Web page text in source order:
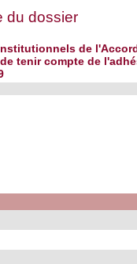
du dossier
de
tenir compte de